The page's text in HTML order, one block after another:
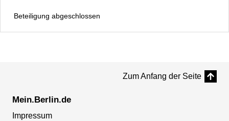
Beteiligung abgeschlossen
Zum Anfang der Seite
Mein.Berlin.de
Impressum